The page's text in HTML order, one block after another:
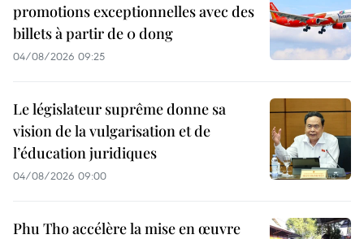
promotions exceptionnelles avec des
billets à partir de 0 dong
04/08/2026 09:25
Le législateur suprême donne sa
vision de la vulgarisation et de
l’éducation juridiques
04/08/2026 09:00
Phu Tho accélère la mise en œuvre